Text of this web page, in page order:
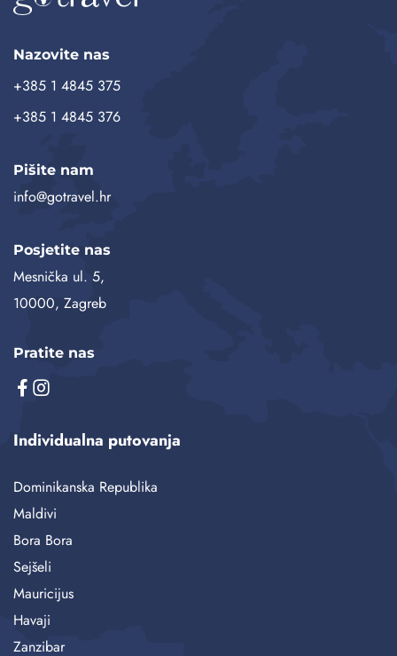
Nazovite nas
+385 1 4845 375
+385 1 4845 376
Pišite nam
info@gotravel.hr
Posjetite nas
Mesnička ul. 5,
10000, Zagreb
Pratite nas
Individualna putovanja
Dominikanska Republika
Maldivi
Bora Bora
Sejšeli
Mauricijus
Havaji
Zanzibar